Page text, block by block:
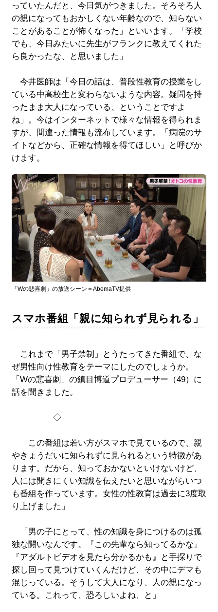
っていたんだと、今日気がつきました。そろそろ人
の親になってもおかしくない年齢なので、知らない
ことがあることが怖くなった」といいます。「学校
でも、今日みたいに先生がフランクに教えてくれた
ら良かったな、と思いました」
今井医師は「今日の話は、普段性教育の授業をし
ている中高校生と変わらないような内容。疑問を持
ったまま大人になっている、ということですよ
ね」。今はインターネットで様々な情報を得られま
すが、間違った情報も流布しています。「病院のサ
イトなどから、正確な情報を得てほしい」と呼びか
けます。
「Wの悲喜劇」の放送シーン＝AbemaTV提供
スマホ番組「親に知られず見られる」
これまで「男子禁制」とうたってきた番組で、な
ぜ男性向け性教育をテーマにしたのでしょうか。
「Wの悲喜劇」の鎮目博道プロデューサー（49）に
話を聞きました。
◇
「この番組は若い方がスマホで見ているので、親
やきょうだいに知られずに見られるという特徴があ
ります。だから、知っておかないといけないけど、
人には聞きにくい知識を伝えたいと思いながらいつ
も番組を作っています。女性の性教育は過去に3度取
り上げました」
「男の子にとって、性の知識を身につけるのは孤
独な闘いなんです。『この先輩なら知ってるかな』
『アダルトビデオを見たら分かるかも』と手探りで
探し回って見つけていくんだけど、その中にデマも
混じっている。そうして大人になり、人の親になっ
ている。これって、恐ろしいよね、と」